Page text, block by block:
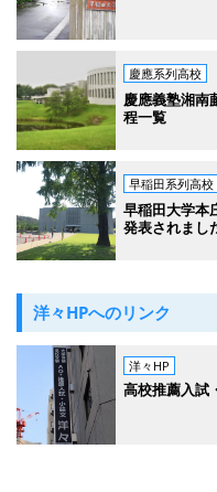
慶應系列高校
慶應義塾湘南
程一覧
早稲田系列高校
早稲田大学本
発表されまし
洋々HPへのリンク
洋々HP
高校推薦入試